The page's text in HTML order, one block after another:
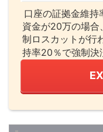
口座の証拠金維
資金が20万の場合
制ロスカットが行
持率20％で強制決